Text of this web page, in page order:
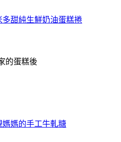
甜純生鮮奶油蛋糕捲
的蛋糕後
媽的手工牛軋糖